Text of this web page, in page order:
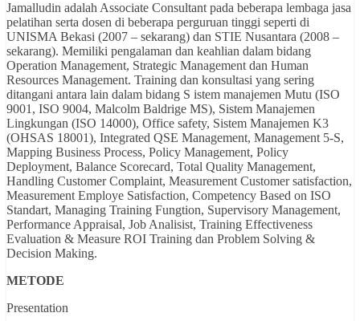
Jamalludin adalah Associate Consultant pada beberapa lembaga jasa
pelatihan serta dosen di beberapa perguruan tinggi seperti di
UNISMA Bekasi (2007 – sekarang) dan STIE Nusantara (2008 –
sekarang). Memiliki pengalaman dan keahlian dalam bidang
Operation Management, Strategic Management dan Human
Resources Management. Training dan konsultasi yang sering
ditangani antara lain dalam bidang S istem manajemen Mutu (ISO
9001, ISO 9004, Malcolm Baldrige MS), Sistem Manajemen
Lingkungan (ISO 14000), Office safety, Sistem Manajemen K3
(OHSAS 18001), Integrated QSE Management, Management 5-S,
Mapping Business Process, Policy Management, Policy
Deployment, Balance Scorecard, Total Quality Management,
Handling Customer Complaint, Measurement Customer satisfaction,
Measurement Employe Satisfaction, Competency Based on ISO
Standart, Managing Training Fungtion, Supervisory Management,
Performance Appraisal, Job Analisist, Training Effectiveness
Evaluation & Measure ROI Training dan Problem Solving &
Decision Making.
METODE
Presentation